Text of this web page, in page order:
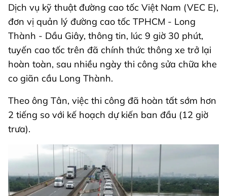
Dịch vụ kỹ thuật đường cao tốc Việt Nam (VEC E),
đơn vị quản lý đường cao tốc TPHCM - Long
Thành - Dầu Giây, thông tin, lúc 9 giờ 30 phút,
tuyến cao tốc trên đã chính thức thông xe trở lại
hoàn toàn, sau nhiều ngày thi công sửa chữa khe
co giãn cầu Long Thành.
Theo ông Tân, việc thi công đã hoàn tất sớm hơn
2 tiếng so với kế hoạch dự kiến ban đầu (12 giờ
trưa).